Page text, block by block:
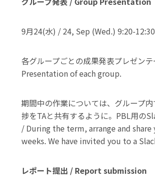
9月24(水) / 24, Sep (Wed.) 9:20-12:30
各グループごとの成果発表プレゼンテ
Presentation of each group.
期間中の作業については、グループ
捗をTAと共有するように。PBL用の
/ During the term, arrange and
weeks. We have invited you to a
レポート提出 / Report submission